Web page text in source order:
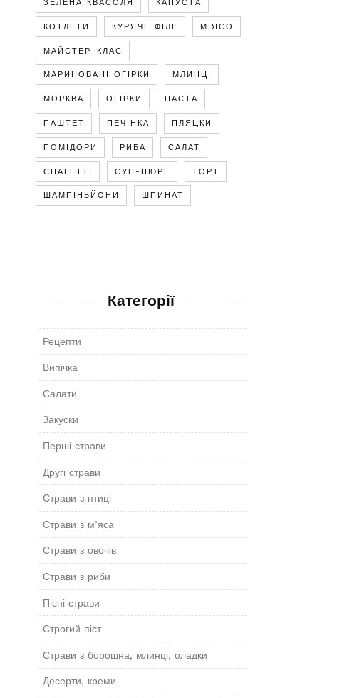
ЗЕЛЕНА КВАСОЛЯ КАПУСТА
КОТЛЕТИ КУРЯЧЕ ФІЛЕ М'ЯСО
МАЙСТЕР-КЛАС
МАРИНОВАНІ ОГІРКИ МЛИНЦІ
МОРКВА ОГІРКИ ПАСТА
ПАШТЕТ ПЕЧІНКА ПЛЯЦКИ
ПОМІДОРИ РИБА САЛАТ
СПАГЕТТІ СУП-ПЮРЕ ТОРТ
ШАМПІНЬЙОНИ ШПИНАТ
Категорії
Рецепти
Випічка
Салати
Закуски
Перші страви
Другі страви
Страви з птиці
Страви з м’яса
Страви з овочів
Страви з риби
Пісні страви
Строгий піст
Страви з борошна, млинці, оладки
Десерти, креми